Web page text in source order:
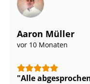
Aaron Müller
vor 10 Monaten
Alle